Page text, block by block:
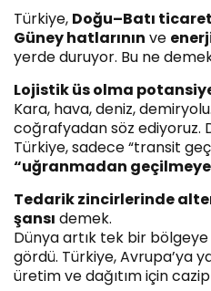
Türkiye, Doğu–Batı
Güney hatlarının ve
yerde duruyor. Bu ne
Lojistik üs olma
Kara, hava, deniz,
coğrafyadan söz ediyoruz.
Türkiye, sadece “transit
“uğranmadan
Tedarik zincirlerinde
şansı demek.
Dünya artık tek bir bölgeye
gördü. Türkiye, Avrupa’ya
üretim ve dağıtım için